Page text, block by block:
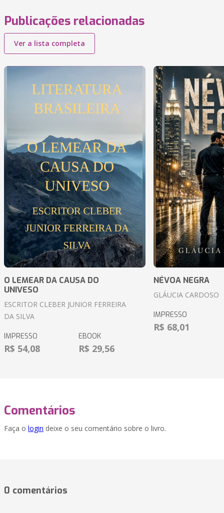
Publicações relacionadas
Ver a lista completa
O LEMEAR DA CAUSA DO
UNIVESO
ESCRITOR CLEBER JUNIOR FERREIRA
DA SILVA
IMPRESSO
R$ 54,08
EBOOK
R$ 29,56
NÉVOA NEGRA
GLÁUCIA CARDOSO
IMPRESSO
R$ 68,01
Comentários
Faça o login deixe o seu comentário sobre o livro.
0 comentários